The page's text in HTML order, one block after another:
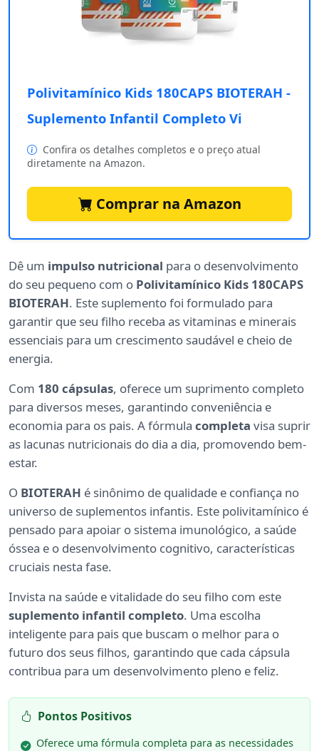
Polivitamínico Kids 180CAPS BIOTERAH -
Suplemento Infantil Completo Vi
Confira os detalhes completos e o preço atual
diretamente na Amazon.
Comprar na Amazon
Dê um impulso nutricional para o desenvolvimento
do seu pequeno com o Polivitamínico Kids 180CAPS
BIOTERAH. Este suplemento foi formulado para
garantir que seu filho receba as vitaminas e minerais
essenciais para um crescimento saudável e cheio de
energia.
Com 180 cápsulas, oferece um suprimento completo
para diversos meses, garantindo conveniência e
economia para os pais. A fórmula completa visa suprir
as lacunas nutricionais do dia a dia, promovendo bem-
estar.
O BIOTERAH é sinônimo de qualidade e confiança no
universo de suplementos infantis. Este polivitamínico é
pensado para apoiar o sistema imunológico, a saúde
óssea e o desenvolvimento cognitivo, características
cruciais nesta fase.
Invista na saúde e vitalidade do seu filho com este
suplemento infantil completo. Uma escolha
inteligente para pais que buscam o melhor para o
futuro dos seus filhos, garantindo que cada cápsula
contribua para um desenvolvimento pleno e feliz.
Pontos Positivos
Oferece uma fórmula completa para as necessidades